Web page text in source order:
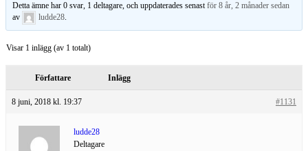
Detta ämne har 0 svar, 1 deltagare, och uppdaterades senastför 8 år, 2 månader sedan
av
ludde28.
Visar 1 inlägg (av 1 totalt)
Författare Inlägg
8 juni, 2018 kl. 19:37 #1131
ludde28
Deltagare